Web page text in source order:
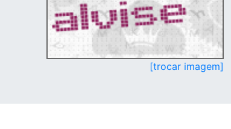
[trocar imagem]